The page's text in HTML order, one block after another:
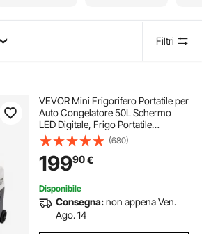
Filtri
VEVOR Mini Frigorifero Portatile per
Auto Congelatore 50L Schermo
LED Digitale, Frigo Portatile
Capienza 50L Campeggio Viaggio
Auto Schermo di Controllo, Frigo
Portatile 12V/24V da Auto Camion
Barca
(680)
19990€
Disponibile
Consegna:non appena Ven.
Ago. 14